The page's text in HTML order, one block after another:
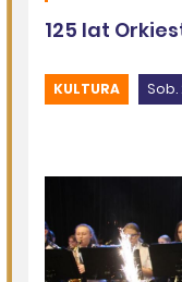
Bugiem
DZISIEJSZY Podlasie24
Trud drogi i siła
Pielgrzymki
DZISIEJSZY Podlasie24
Milejczyce